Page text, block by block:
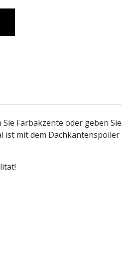
Farbakzente oder geben Sie
ist mit dem Dachkantenspoiler